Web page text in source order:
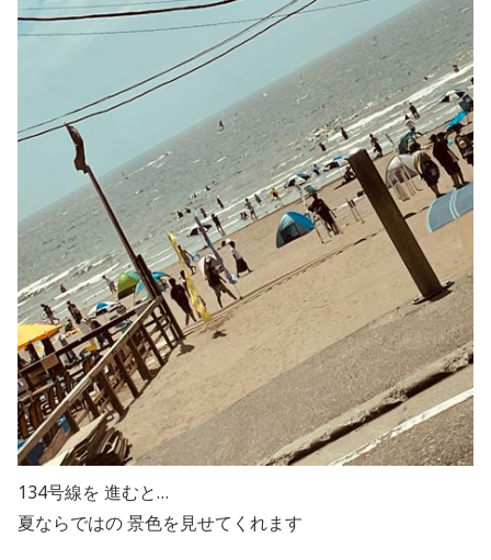
134号線を 進むと…
夏ならではの 景色を見せてくれます